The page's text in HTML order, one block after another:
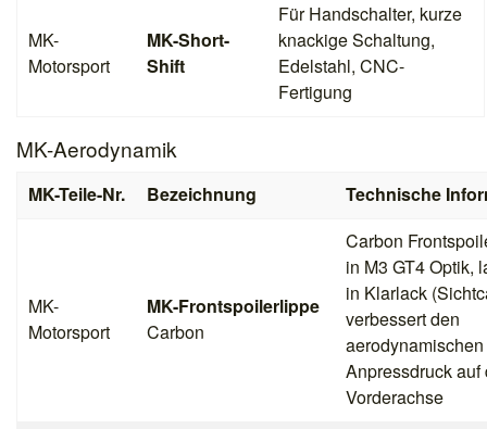
MK-
Motorsport
MK-Short-
Shift
Für Handschalter, kurze
knackige Schaltung,
Edelstahl, CNC-
Fertigung
MK-Aerodynamik
MK-Teile-Nr. Bezeichnung Technische
MK-
Motorsport
MK-Frontspoilerlippe
Carbon
Carbon
in M3 GT4 Optik,
in Klarlack
verbessert den
aerodynamischen
Anpressdruck auf
Vorderachse